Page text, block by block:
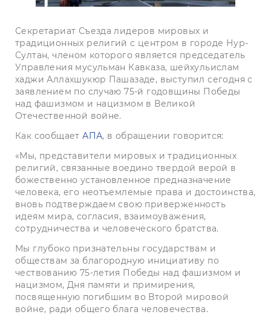
Секретариат Съезда лидеров мировых и
традиционных религий с центром в городе Нур-
Султан, членом которого является председатель
Управления мусульман Кавказа, шейхульислам
хаджи Аллахшукюр Пашазаде, выступил сегодня с
заявлением по случаю 75-й годовщины Победы
над фашизмом и нацизмом в Великой
Отечественной войне.
Как сообщаетАПА, в обращении говорится:
«Мы, представители мировых и традиционных
религий, связанные воедино твердой верой в
божественно установленное предназначение
человека, его неотъемлемые права и достоинства,
вновь подтверждаем свою приверженность
идеям мира, согласия, взаимоуважения,
сотрудничества и человеческого братства.
Мы глубоко признательны государствам и
обществам за благородную инициативу по
чествованию 75-летия Победы над фашизмом и
нацизмом, Дня памяти и примирения,
посвященную погибшим во Второй мировой
войне, ради общего блага человечества.